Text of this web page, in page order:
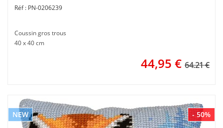
PN-0206239
Coussin gros trous
40 x 40 cm
44,95 € 64.21 €
- 50%
NEW